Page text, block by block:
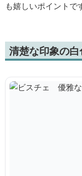
も嬉しいポイントで
清楚な印象の